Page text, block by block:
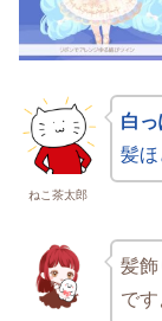
ねこ茶太郎
白
髪ほ
髪飾
で